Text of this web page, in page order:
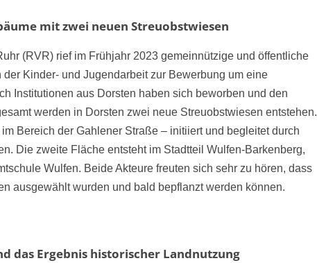
mit zwei neuen Streuobstwiesen
(RVR) rief im Frühjahr 2023 gemeinnützige und öffentliche
der Kinder- und Jugendarbeit zur Bewerbung um eine
Institutionen aus Dorsten haben sich beworben und den
werden in Dorsten zwei neue Streuobstwiesen entstehen.
Bereich der Gahlener Straße – initiiert und begleitet durch
Die zweite Fläche entsteht im Stadtteil Wulfen-Barkenberg,
Wulfen. Beide Akteure freuten sich sehr zu hören, dass
ausgewählt wurden und bald bepflanzt werden können.
das Ergebnis historischer Landnutzung